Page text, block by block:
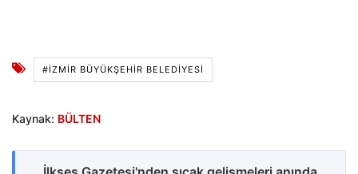
#İZMIR BÜYÜKŞEHIR BELEDIYESI
Kaynak: BÜLTEN